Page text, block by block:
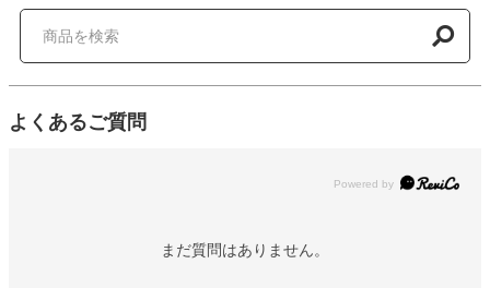
よくあるご質問
Powered by
まだ質問はありません。